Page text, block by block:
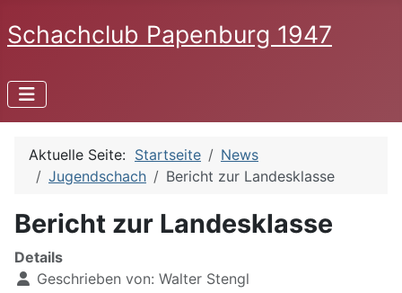
Schachclub Papenburg 1947
Aktuelle Seite: Startseite
News
Jugendschach
Bericht zur Landesklasse
Bericht zur Landesklasse
Details
Geschrieben von: Walter Stengl